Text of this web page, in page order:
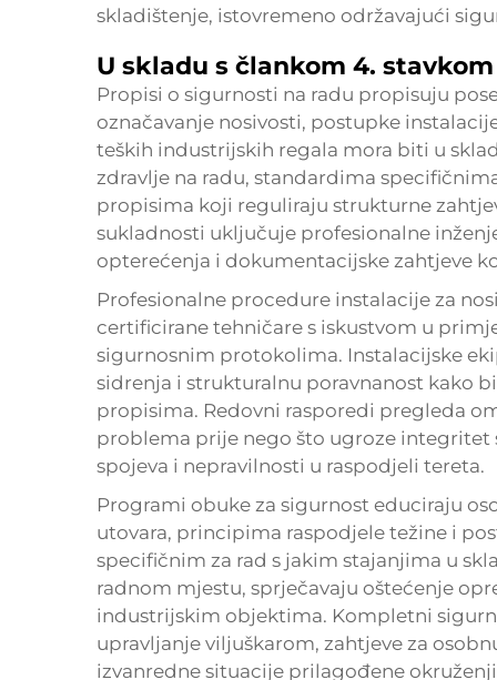
skladištenje, istovremeno održavajući
U skladu s člankom 4. stavkom
Propisi o sigurnosti na radu propisuju
označavanje nosivosti, postupke
teških industrijskih regala mora biti u
zdravlje na radu, standardima
propisima koji reguliraju strukturne
sukladnosti uključuje profesionalne
opterećenja i dokumentacijske zahtjeve
Profesionalne procedure instalacije za
certificirane tehničare s iskustvom u
sigurnosnim protokolima. Instalacijske
sidrenja i strukturalnu poravnanost kako
propisima. Redovni rasporedi pregleda
problema prije nego što ugroze
spojeva i nepravilnosti u raspodjeli tereta.
Programi obuke za sigurnost educiraju
utovara, principima raspodjele težine i
specifičnim za rad s jakim stajanjima u
radnom mjestu, sprječavaju oštećenje
industrijskim objektima. Kompletni
upravljanje viljuškarom, zahtjeve za
izvanredne situacije prilagođene